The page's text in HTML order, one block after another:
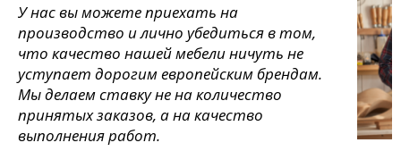
У нас вы можете приехать на
производство и лично убедиться в том,
что качество нашей мебели ничуть не
уступает дорогим европейским брендам.
Мы делаем ставку не на количество
принятых заказов, а на качество
выполнения работ.